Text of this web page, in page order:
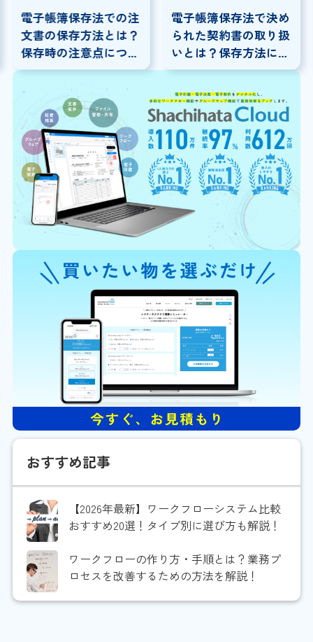
電子帳簿保存法での注
文書の保存方法とは？
保存時の注意点につい
ても解説
電子帳簿保存法で決め
られた契約書の取り扱
いとは？保存方法につ
いて解説
おすすめ記事
【2026年最新】ワークフローシステム比較
おすすめ20選！タイプ別に選び方も解説！
ワークフローの作り方・手順とは？業務プ
ロセスを改善するための方法を解説！